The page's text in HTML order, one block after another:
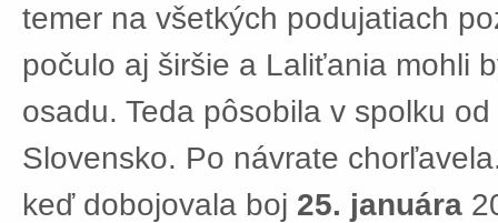
temer na všetkých podujatiach
počulo aj širšie a Laliťania mohli
osadu. Teda pôsobila v spolku
Slovensko. Po návrate
keď dobojovala boj 25. januára